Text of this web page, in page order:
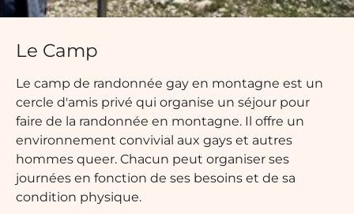
Le Camp
Le camp de randonnée gay en montagne est un
cercle d'amis privé qui organise un séjour pour
faire de la randonnée en montagne. Il offre un
environnement convivial aux gays et autres
hommes queer. Chacun peut organiser ses
journées en fonction de ses besoins et de sa
condition physique.